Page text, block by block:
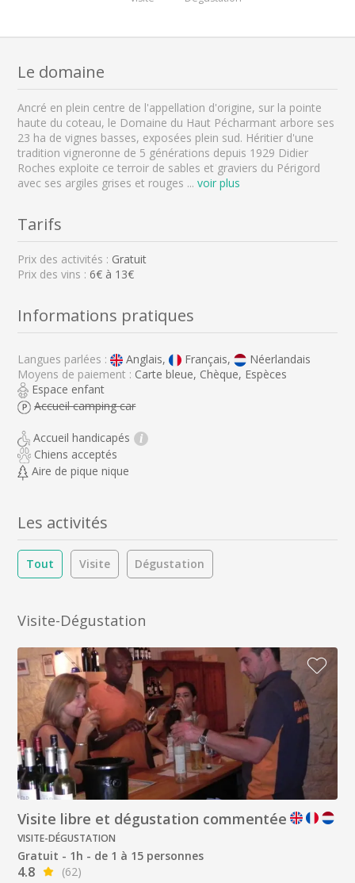
Le domaine
Ancré en plein centre de l'appellation d'origine, sur la pointe
haute du coteau, le Domaine du Haut Pécharmant arbore ses
23 ha de vignes basses, exposées plein sud. Héritier d'une
tradition vigneronne de 5 générations depuis 1929 Didier
Roches exploite ce terroir de sables et graviers du Périgord
avec ses argiles grises et rouges ... voir plus
Tarifs
Prix des activités : Gratuit
Prix des vins : 6€ à 13€
Informations pratiques
Langues parlées : Anglais, Français,
Néerlandais
Moyens de paiement : Carte bleue, Chèque, Espèces
Espace enfant
Accueil camping car
Accueil handicapés i
Chiens acceptés
Aire de pique nique
Les activités
Tout Visite Dégustation
Visite-Dégustation
Visite libre et dégustation commentée
VISITE-DÉGUSTATION
Gratuit - 1h - de 1 à 15 personnes
4.8
(62)